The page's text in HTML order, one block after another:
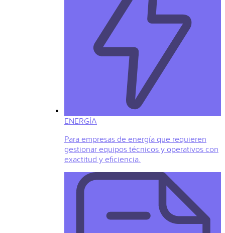
ENERGÍA
Para empresas de energía que requieren
gestionar equipos técnicos y operativos con
exactitud y eficiencia.